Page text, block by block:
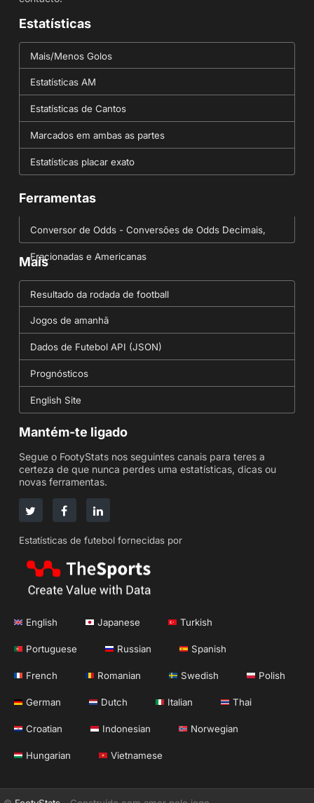
Estatísticas
Mais/Menos Golos
Estatísticas AM
Estatísticas de Cantos
Marcados em ambas as partes
Estatísticas placar exato
Ferramentas
Conversor de Odds - Conversões de Odds Decimais,
Fracionadas e Americanas
Mais
Resultado da rodada de football
Jogos de amanhã
Dados de Futebol API (JSON)
Prognósticos
English Site
Mantém-te ligado
Segue o FootyStats nos seguintes canais para teres a
certeza de que nunca perdes uma estatísticas, dicas ou
novas ferramentas.
Estatísticas de futebol fornecidas por
English Japanese Turkish
Portuguese Russian Spanish
French Romanian Swedish Polish
German Dutch Italian Thai
Croatian Indonesian Norwegian
Hungarian Vietnamese